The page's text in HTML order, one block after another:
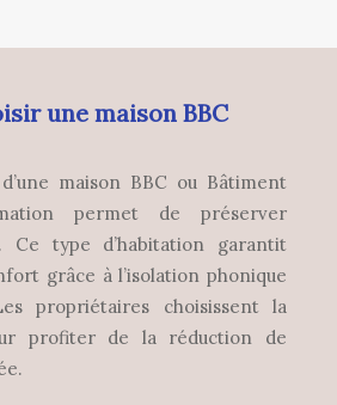
une maison BBC
maison BBC ou Bâtiment
permet de préserver
Ce type d’habitation garantit
grâce à l’isolation phonique
propriétaires choisissent la
profiter de la réduction de